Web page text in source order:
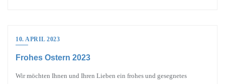
10. APRIL 2023
Frohes Ostern 2023
Wir möchten Ihnen und Ihren Lieben ein frohes und gesegnetes